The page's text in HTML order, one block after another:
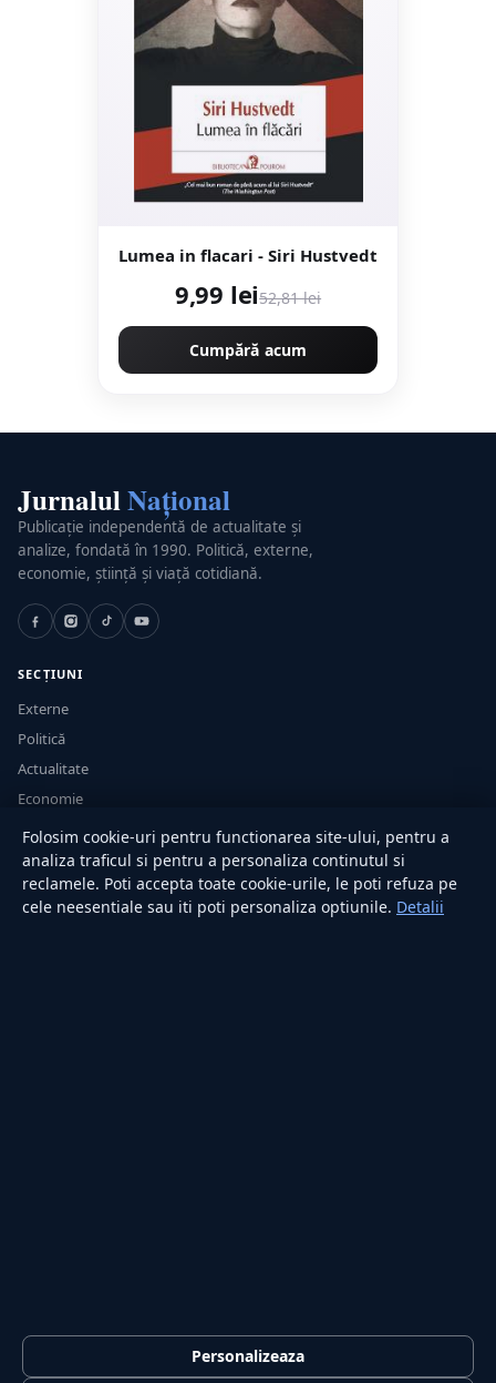
Lumea in flacari - Siri Hustvedt
9,99 lei52,81 lei
Cumpără acum
JurnalulNațional
Publicație independentă de actualitate și
analize, fondată în 1990. Politică, externe,
economie, știință și viață cotidiană.
SECȚIUNI
Externe
Politică
Actualitate
Economie
Sănătate
Utile
RUBRICI
Folosim cookie-uri pentru functionarea site-ului, pentru a
analiza traficul si pentru a personaliza continutul si
reclamele. Poti accepta toate cookie-urile, le poti refuza pe
cele neesentiale sau iti poti personaliza optiunile. Detalii
Personalizeaza